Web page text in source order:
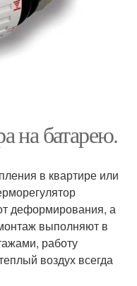
на батарею.
в квартире или
деформирования, а
выполняют в
работу
воздух всегда